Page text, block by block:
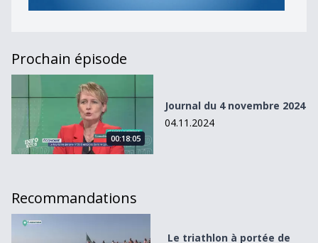
Prochain épisode
Journal du 4 novembre 2024
00:18:05
Journal du 4 novembre 2024
04.11.2024
Recommandations
Le triathlon à portée de tous
Le triathlon à portée de